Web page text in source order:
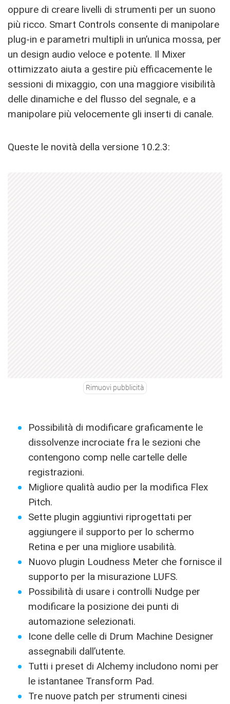
oppure di creare livelli di strumenti per un suono
più ricco. Smart Controls consente di manipolare
plug-in e parametri multipli in un’unica mossa, per
un design audio veloce e potente. Il Mixer
ottimizzato aiuta a gestire più efficacemente le
sessioni di mixaggio, con una maggiore visibilità
delle dinamiche e del flusso del segnale, e a
manipolare più velocemente gli inserti di canale.
Queste le novità della versione 10.2.3:
Rimuovi pubblicità
Possibilità di modificare graficamente le
dissolvenze incrociate fra le sezioni che
contengono comp nelle cartelle delle
registrazioni.
Migliore qualità audio per la modifica Flex
Pitch.
Sette plugin aggiuntivi riprogettati per
aggiungere il supporto per lo schermo
Retina e per una migliore usabilità.
Nuovo plugin Loudness Meter che fornisce il
supporto per la misurazione LUFS.
Possibilità di usare i controlli Nudge per
modificare la posizione dei punti di
automazione selezionati.
Icone delle celle di Drum Machine Designer
assegnabili dall’utente.
Tutti i preset di Alchemy includono nomi per
le istantanee Transform Pad.
Tre nuove patch per strumenti cinesi